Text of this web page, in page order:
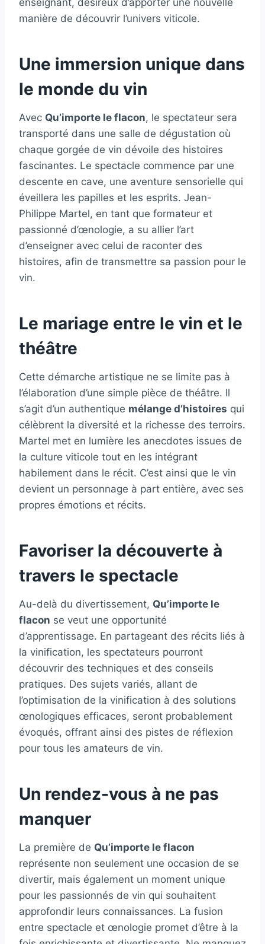
manière de découvrir l’univers viticole.
Une immersion unique dans
le monde du vin
Avec Qu’importe le flacon, le spectateur sera
transporté dans une salle de dégustation où
chaque gorgée de vin dévoile des histoires
fascinantes. Le spectacle commence par une
descente en cave, une aventure sensorielle qui
éveillera les papilles et les esprits. Jean-
Philippe Martel, en tant que formateur et
passionné d’œnologie, a su allier l’art
d’enseigner avec celui de raconter des
histoires, afin de transmettre sa passion pour le
vin.
Le mariage entre le vin et le
théâtre
Cette démarche artistique ne se limite pas à
l’élaboration d’une simple pièce de théâtre. Il
s’agit d’un authentique mélange d’histoires qui
célèbrent la diversité et la richesse des terroirs.
Martel met en lumière les anecdotes issues de
la culture viticole tout en les intégrant
habilement dans le récit. C’est ainsi que le vin
devient un personnage à part entière, avec ses
propres émotions et récits.
Favoriser la découverte à
travers le spectacle
Au-delà du divertissement, Qu’importe le
flacon se veut une opportunité
d’apprentissage. En partageant des récits liés à
la vinification, les spectateurs pourront
découvrir des techniques et des conseils
pratiques. Des sujets variés, allant de
l’optimisation de la vinification à des solutions
œnologiques efficaces, seront probablement
évoqués, offrant ainsi des pistes de réflexion
pour tous les amateurs de vin.
Un rendez-vous à ne pas
manquer
La première de Qu’importe le flacon
représente non seulement une occasion de se
divertir, mais également un moment unique
pour les passionnés de vin qui souhaitent
approfondir leurs connaissances. La fusion
entre spectacle et œnologie promet d’être à la